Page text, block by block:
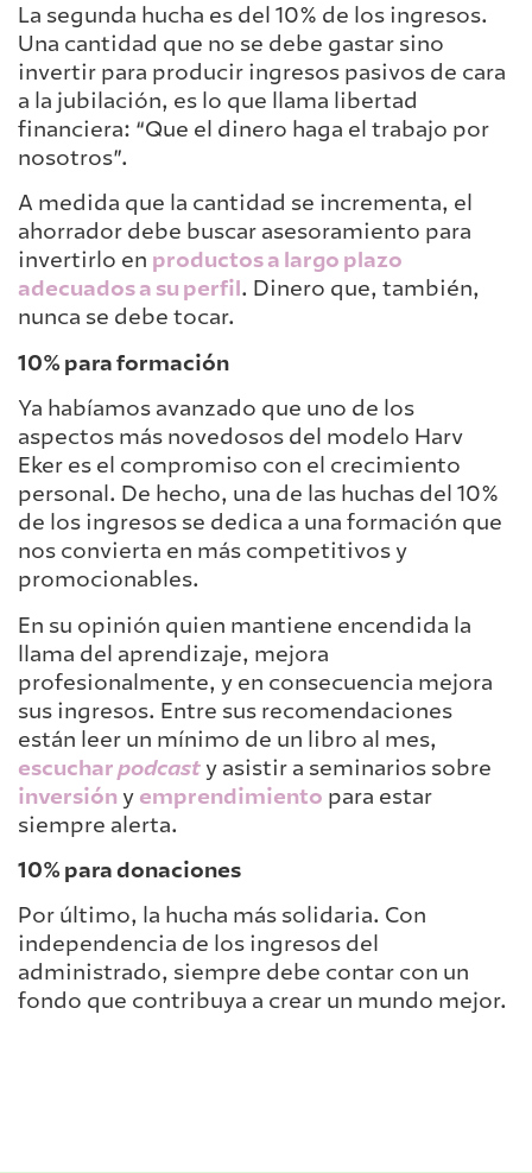
La segunda hucha es del 10% de los ingresos.
Una cantidad que no se debe gastar sino
invertir para producir ingresos pasivos de cara
a la jubilación, es lo que llama libertad
financiera: “Que el dinero haga el trabajo por
nosotros”.
A medida que la cantidad se incrementa, el
ahorrador debe buscar asesoramiento para
invertirlo en productos a largo plazo
adecuados a su perfil. Dinero que, también,
nunca se debe tocar.
10% para formación
Ya habíamos avanzado que uno de los
aspectos más novedosos del modelo Harv
Eker es el compromiso con el crecimiento
personal. De hecho, una de las huchas del 10%
de los ingresos se dedica a una formación que
nos convierta en más competitivos y
promocionables.
En su opinión quien mantiene encendida la
llama del aprendizaje, mejora
profesionalmente, y en consecuencia mejora
sus ingresos. Entre sus recomendaciones
están leer un mínimo de un libro al mes,
escucharpodcast y asistir a seminarios sobre
inversión y emprendimiento para estar
siempre alerta.
10% para donaciones
Por último, la hucha más solidaria. Con
independencia de los ingresos del
administrado, siempre debe contar con un
fondo que contribuya a crear un mundo mejor.